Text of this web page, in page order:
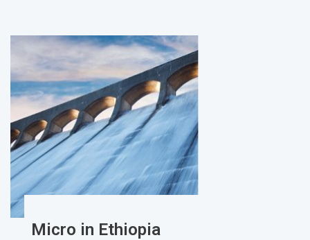
Micro in Ethiopia